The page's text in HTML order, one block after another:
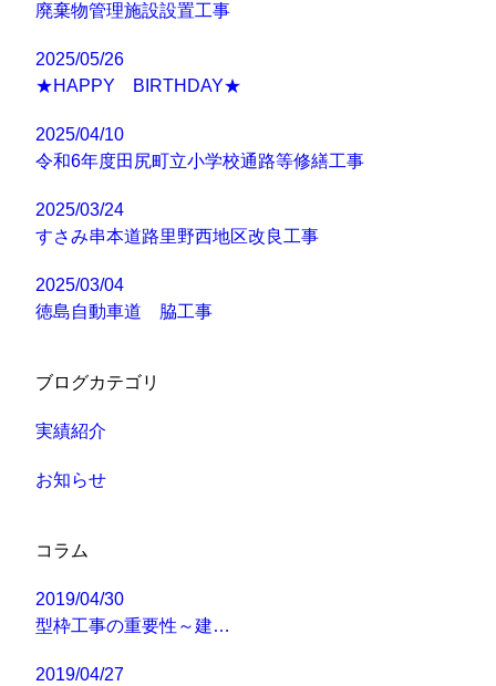
廃棄物管理施設設置工事
2025/05/26
★HAPPY BIRTHDAY★
2025/04/10
令和6年度田尻町立小学校通路等修繕工事
2025/03/24
すさみ串本道路里野西地区改良工事
2025/03/04
徳島自動車道 脇工事
ブログカテゴリ
実績紹介
お知らせ
コラム
2019/04/30
型枠工事の重要性～建…
2019/04/27